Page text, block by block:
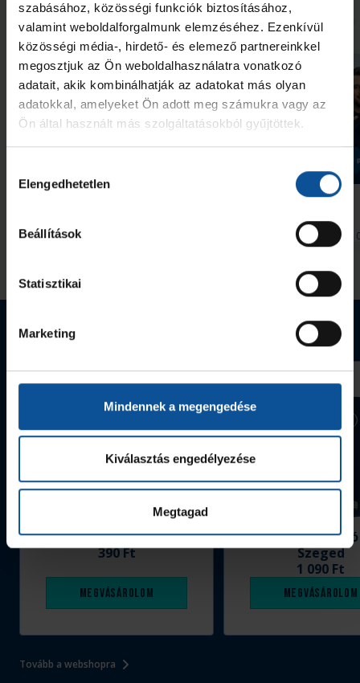
szabásához, közösségi funkciók biztosításához,
valamint weboldalforgalmunk elemzéséhez. Ezenkívül
közösségi média-, hirdető- és elemező partnereinkkel
megosztjuk az Ön weboldalhasználatra vonatkozó
adatait, akik kombinálhatják az adatokat más olyan
adatokkal, amelyeket Ön adott meg számukra vagy az
Ön által használt más szolgáltatásokból gyűjtöttek.
kiválasztása
Elengedhetetlen
Beállítások
Statisztikai
Marketing
Mindennek a megengedése
Kiválasztás engedélyezése
Megtagad
További friss hírek
Handball Family
#kékek Tour 1. állomás:
2026. aug.
Indul a helyszíni
Webshop termékek
Tovább a webshopra
Grafitceruza 25/26
390 Ft
Megvásárolom
Szeged
1 090 Ft
Megvásárolom